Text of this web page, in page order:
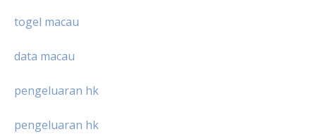
togel macau
data macau
pengeluaran hk
pengeluaran hk